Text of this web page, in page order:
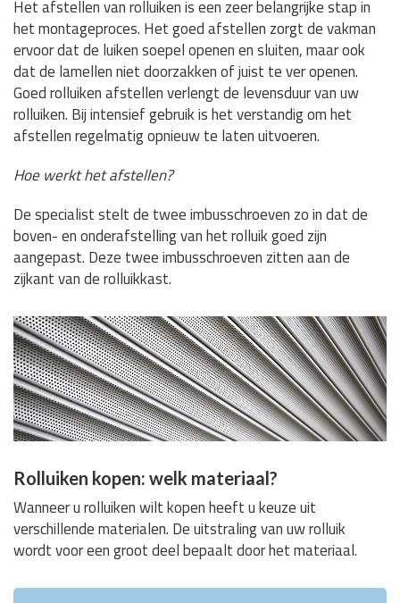
Het afstellen van rolluiken is een zeer belangrijke stap in
het montageproces. Het goed afstellen zorgt de vakman
ervoor dat de luiken soepel openen en sluiten, maar ook
dat de lamellen niet doorzakken of juist te ver openen.
Goed rolluiken afstellen verlengt de levensduur van uw
rolluiken. Bij intensief gebruik is het verstandig om het
afstellen regelmatig opnieuw te laten uitvoeren.
Hoe werkt het afstellen?
De specialist stelt de twee imbusschroeven zo in dat de
boven- en onderafstelling van het rolluik goed zijn
aangepast. Deze twee imbusschroeven zitten aan de
zijkant van de rolluikkast.
Rolluiken kopen: welk materiaal?
Wanneer u rolluiken wilt kopen heeft u keuze uit
verschillende materialen. De uitstraling van uw rolluik
wordt voor een groot deel bepaalt door het materiaal.